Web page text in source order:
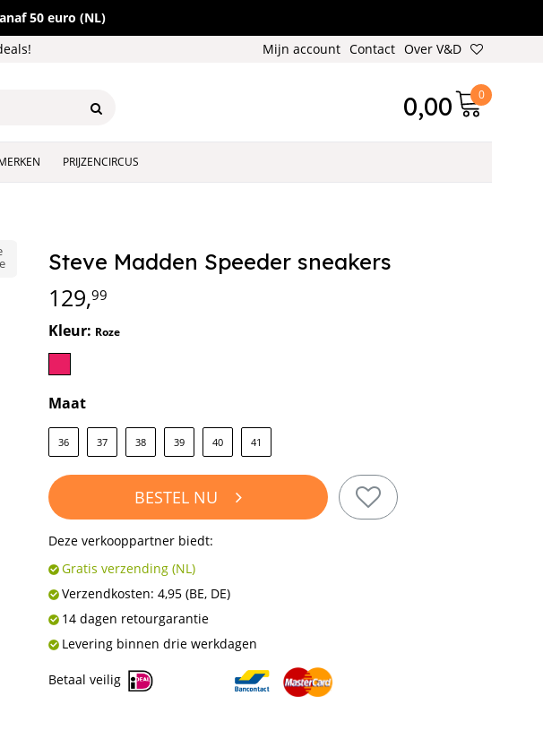
50 euro (NL)
Mijn account Contact Over V&D
0
0,00
PRIJZENCIRCUS
Steve Madden Speeder sneakers
129,99
Kleur: Roze
Maat
36 37 38 39 40 41
BESTEL NU
Deze verkooppartner biedt:
Gratis verzending (NL)
Verzendkosten: 4,95 (BE, DE)
14 dagen retourgarantie
Levering binnen drie werkdagen
Betaal veilig